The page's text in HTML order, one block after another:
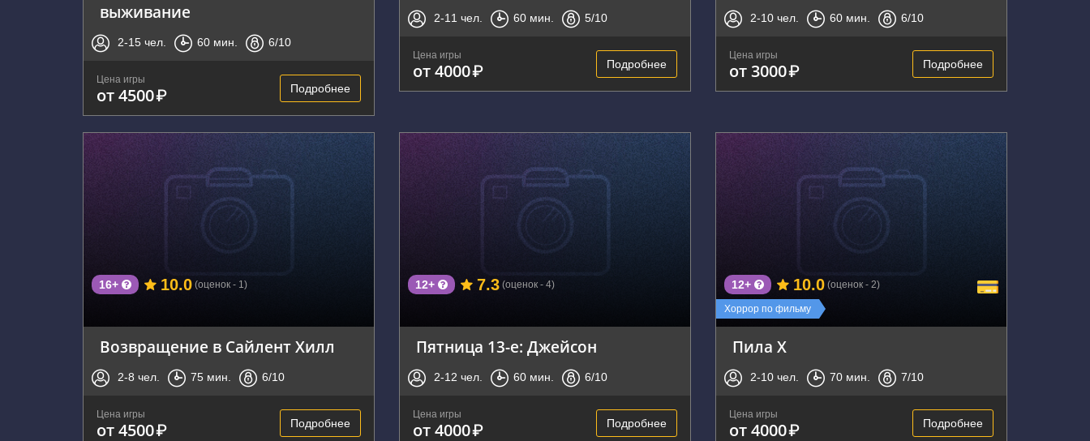
выживание
2-15 чел. 60 мин. 6/10
Цена игры
от 4500₽ Подробнее
2-11 чел. 60 мин. 5/10
Цена игры
от 4000₽ Подробнее
2-10 чел. 60 мин. 6/10
Цена игры
от 3000₽ Подробнее
г. Воронеж, улица Владимира Невского, 38/1
16+ 10.0 (оценок - 1)
Возвращение в Сайлент Хилл
2-8 чел. 75 мин. 6/10
Цена игры
от 4500₽ Подробнее
г. Воронеж, улица Генерала Лизюкова, 2
12+ 7.3 (оценок - 4)
Пятница 13-е: Джейсон
2-12 чел. 60 мин. 6/10
Цена игры
от 4000₽ Подробнее
г. Воронеж, Кольцовская улица, 76
Хоррор по фильму
12+ 10.0 (оценок - 2)
Пила Х
2-10 чел. 70 мин. 7/10
Цена игры
от 4000₽ Подробнее